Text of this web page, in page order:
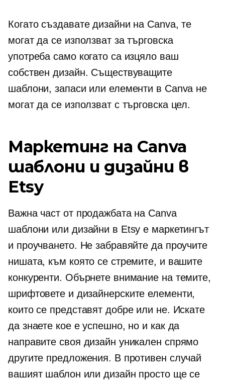
Когато създавате дизайни на Canva, те
могат да се използват за търговска
употреба само когато са изцяло ваш
собствен дизайн. Съществуващите
шаблони, запаси или елементи в Canva не
могат да се използват с търговска цел.
Маркетинг на Canva
шаблони и дизайни в
Etsy
Важна част от продажбата на Canva
шаблони или дизайни в Etsy е маркетингът
и проучването. Не забравяйте да проучите
нишата, към която се стремите, и вашите
конкуренти. Обърнете внимание на темите,
шрифтовете и дизайнерските елементи,
които се представят добре или не. Искате
да знаете кое е успешно, но и как да
направите своя дизайн уникален спрямо
другите предложения. В противен случай
вашият шаблон или дизайн просто ще се